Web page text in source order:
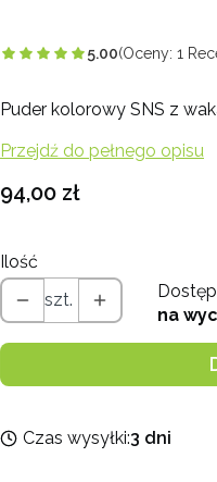
5.00(Oceny: 1
Puder kolorowy SNS z
Przejdź do pełnego opisu
Cena
94,00 zł
Ilość
szt.
na
Czas wysyłki:3 dni